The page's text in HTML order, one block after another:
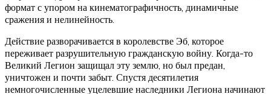
формат с упором на кинематографичность, динамичные
сражения и нелинейность.
Действие разворачивается в королевстве Эб, которое
переживает разрушительную гражданскую войну. Когда-то
Великий Легион защищал эту землю, но был предан,
уничтожен и почти забыт. Спустя десятилетия
немногочисленные уцелевшие наследники Легиона начинают